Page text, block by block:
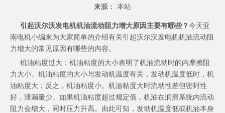
来源： 本站
["wechat","weibo","qzone","douban","email"]
引起沃尔沃发电机机油流动阻力增大原因主要有哪些？今天亚
南电机小编来为大家简单的介绍有关引起沃尔沃发电机机油流动阻
力增大的常见原因有哪些的内容。
机油粘度过大：机油粘度的大小表明了机油流动时的内摩擦阻
力大小。机油粘度的大小与发动机温度有关，发动机温度低时，机
油粘度大；反之，机油粘度小。机油粘度大时流动性差但密封性
好，泄漏量少。如果机油粘度超过规定值，机油在润滑系统内流动
阻力会增大，同时压力升高。由此可知，发动机温度低或机油本身